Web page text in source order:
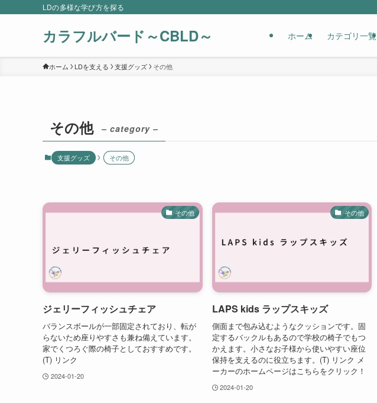
LDの多様な学び方を探る
カラフルバード～CBLD～ ホーム カテゴリ一覧
ホーム LDを支える 支援グッズ その他
その他 – category –
支援グッズ その他
その他
ジェリーフィッシュチェア
バランスボールが一部固定されており、転が
らないため座りやすさも兼ね備えています。
家でくつろぐ際の椅子としておすすめです。
(T) リンク
2024-01-20
その他
LAPS kids ラップスキッズ
側面まで包み込むようなクッションです。固
定するバックルもあるので学校の椅子でもつ
かえます。小さなお子様から使いやすい座位
保持を支えるのに役立ちます。(T) リンク メ
ーカーのホームページはこちらをクリック！
2024-01-20